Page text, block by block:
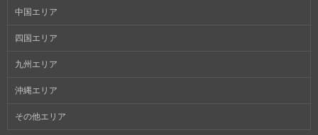
中国エリア
四国エリア
九州エリア
沖縄エリア
その他エリア